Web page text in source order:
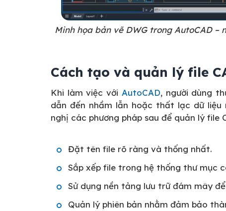
Minh họa bản vẽ DWG trong AutoCAD
Cách tạo và quản lý file
Khi làm việc với AutoCAD, người dùng
dẫn đến nhầm lẫn hoặc thất lạc dữ liệu
nghị các phương pháp sau để quản lý file
Đặt tên file rõ ràng và thống nhất.
Sắp xếp file trong hệ thống thư mục
Sử dụng nền tảng lưu trữ đám mây
Quản lý phiên bản nhằm đảm bảo